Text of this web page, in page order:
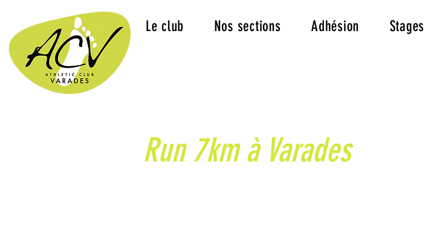
Run 7km à Varades
Le club Nos sections Adhésion Stages